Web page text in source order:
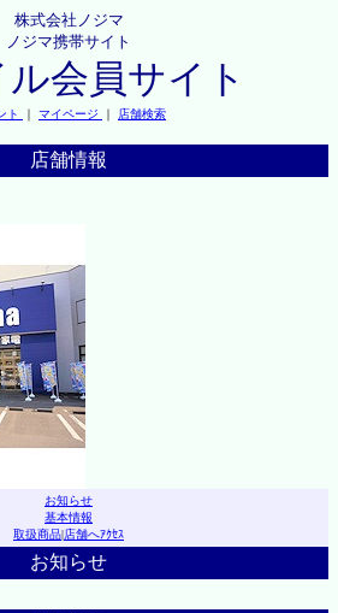
株式会社ノジマ
ノジマ携帯サイト
会員サイト
ト ｜ マイページ ｜ 店舗検索
店舗情報
お知らせ
基本情報
取扱商品|店舗へｱｸｾｽ
お知らせ